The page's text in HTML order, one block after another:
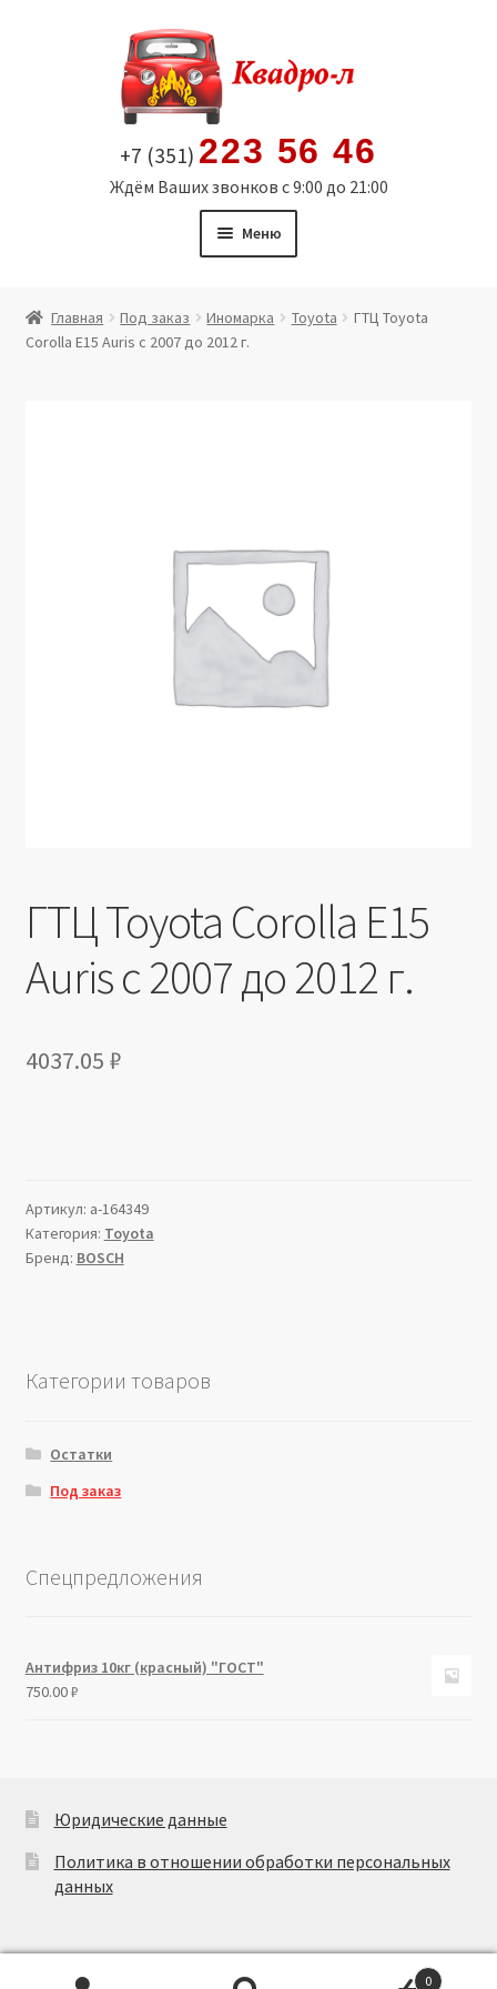
содержимому
+7 (351) 223 56 46
Ждём Ваших звонков с 9:00 до 21:00
Меню
Витрина
Юридические данные
Главная Под заказ Иномарка Toyota
ГТЦ Toyota
Corolla E15 Auris с 2007 до 2012 г.
ГТЦ Toyota Corolla E15
Auris с 2007 до 2012 г.
4037.05 ₽
Артикул: a-164349
Категория: Toyota
Бренд: BOSCH
Категории товаров
Остатки
Под заказ
Спецпредложения
Антифриз 10кг (красный) "ГОСТ"
750.00₽
Юридические данные
Политика в отношении обработки персональных
данных
0